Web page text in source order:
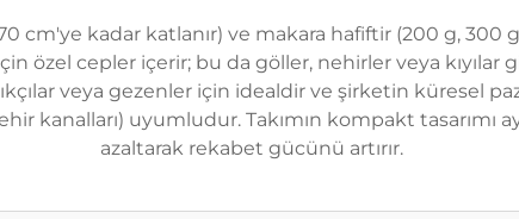
cm'ye kadar katlanır) ve makara hafiftir (200 g, 300
özel cepler içerir; bu da göller, nehirler veya kıyılar
veya gezenler için idealdir ve şirketin küresel
kanalları) uyumludur. Takımın kompakt
azaltarak rekabet gücünü artırır.